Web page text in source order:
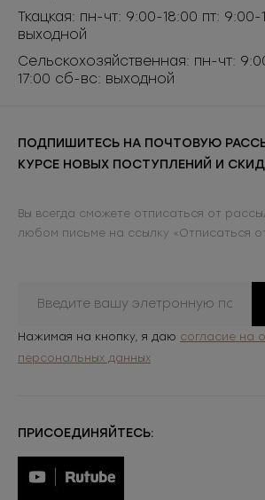
Ткацкая: пн-чт: 9:00-18:00 пт:
выходной
Сельскохозяйственная: пн-чт:
17:00 сб-вс: выходной
ПОДПИШИТЕСЬ НА ПОЧТОВУЮ
КУРСЕ НОВЫХ ПОСТУПЛЕНИЙ И
Вы всегда сможете отписаться от
любом письме на ссылку «Отписаться
Нажимая на кнопку, я даю согласие на
персональных данных
ПРИСОЕДИНЯЙТЕСЬ: